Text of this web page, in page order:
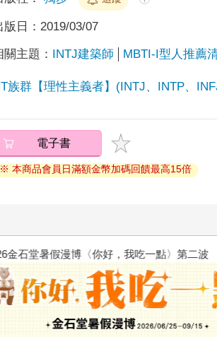
版日： 2019/03/07
關主題： INTJ建築師 MBTI-I型人推薦
族群【理性主義者】(INTJ、INTP、
電子書
※ 本商品會員日滿額金幣加碼回饋最高15倍
2026金石堂暑假漫博〈你好，我吃一